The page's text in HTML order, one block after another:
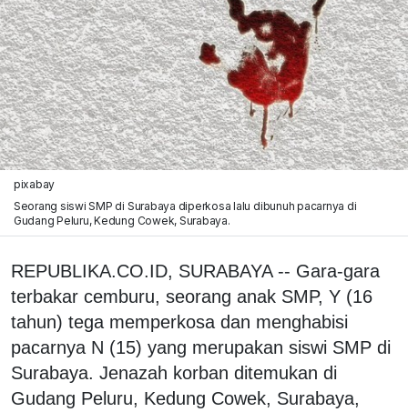
pixabay
Seorang siswi SMP di Surabaya diperkosa lalu dibunuh pacarnya di
Gudang Peluru, Kedung Cowek, Surabaya.
REPUBLIKA.CO.ID, SURABAYA -- Gara-gara
terbakar cemburu, seorang anak SMP, Y (16
tahun) tega memperkosa dan menghabisi
pacarnya N (15) yang merupakan siswi SMP di
Surabaya. Jenazah korban ditemukan di
Gudang Peluru, Kedung Cowek, Surabaya,